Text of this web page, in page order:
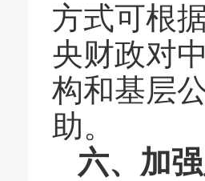
方式可根
央财政对
构和基层
助。
六、加